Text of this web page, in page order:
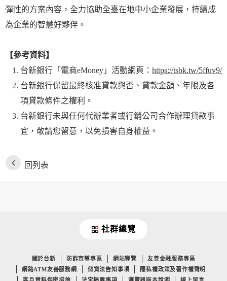
彈性的方案內容，全力協助全臺在地中小企業發展，持續成
為企業的智慧好夥伴。
【參考資料】
台新銀行「電商eMoney」活動網頁： https://tsbk.tw/5ffuv9/
台新銀行保留最終核准貸款與否、貸款金額、年限及各
項貸款條件之權利。
台新銀行未與任何代辦業者或行銷公司合作辦理貸款事
宜，敬請您留意，以免損害自身權益。
回列表
社群總覽
關於台新 防詐宣導專區 網站導覽
友善金融服務專區
網路ATM友善服務網
個資法告知事項
隱私權政策及著作權聲明